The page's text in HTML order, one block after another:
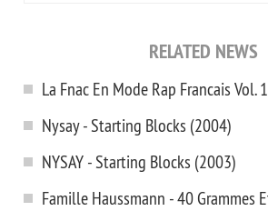
RELATED NEWS
La Fnac En Mode Rap Francais Vol.
Nysay - Starting Blocks (2004)
NYSAY - Starting Blocks (2003)
Famille Haussmann - 40 Grammes